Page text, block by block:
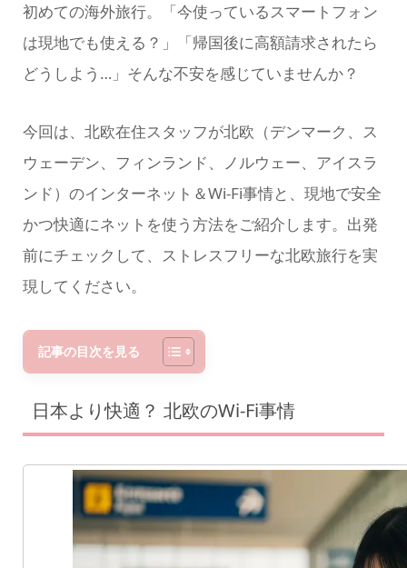
初めての海外旅行。「今使っているスマートフォン
は現地でも使える？」「帰国後に高額請求されたら
どうしよう…」そんな不安を感じていませんか？
今回は、北欧在住スタッフが北欧（デンマーク、ス
ウェーデン、フィンランド、ノルウェー、アイスラ
ンド）のインターネット＆Wi-Fi事情と、現地で安全
かつ快適にネットを使う方法をご紹介します。出発
前にチェックして、ストレスフリーな北欧旅行を実
現してください。
記事の目次を見る
日本より快適？ 北欧のWi-Fi事情